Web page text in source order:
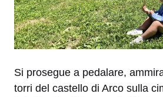
Si prosegue a pedalare,
torri del castello di Arco sulla